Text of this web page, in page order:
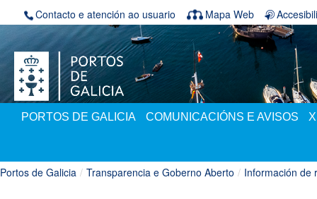
Skip to ContentContacto e atención ao usuario Mapa Web
PORTOS DE GALICIA COMUNICACIÓNS E AVISOS
Portos de Galicia / Transparencia e Goberno Aberto / Información de